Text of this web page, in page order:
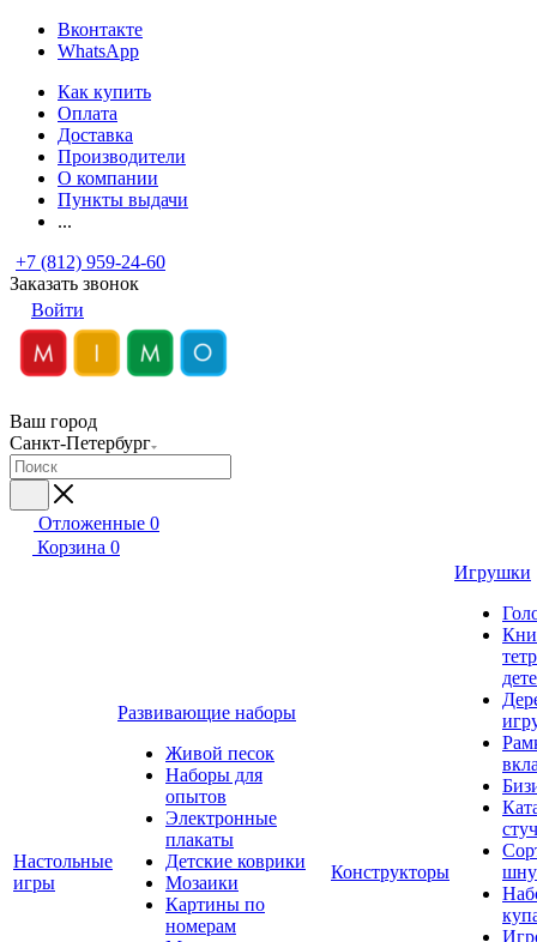
Вконтакте
WhatsApp
Как купить
Оплата
Доставка
Производители
О компании
Пункты выдачи
...
+7 (812) 959-24-60
Заказать звонок
Войти
Ваш город
Санкт-Петербург
Отложенные 0
Корзина 0
Настольные
игры
Развивающие наборы
Живой песок
Наборы для
опытов
Электронные
плакаты
Детские коврики
Мозаики
Картины по
номерам
Конструкторы
Игрушки